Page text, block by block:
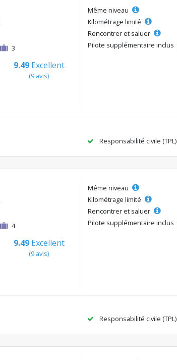
3
9.49 Excellent
(9 avis)
Même niveau
Kilométrage limité
Rencontrer et saluer
Pilote supplémentaire inclus
Responsabilité civile (TPL)
4
9.49 Excellent
(9 avis)
Même niveau
Kilométrage limité
Rencontrer et saluer
Pilote supplémentaire inclus
Responsabilité civile (TPL)